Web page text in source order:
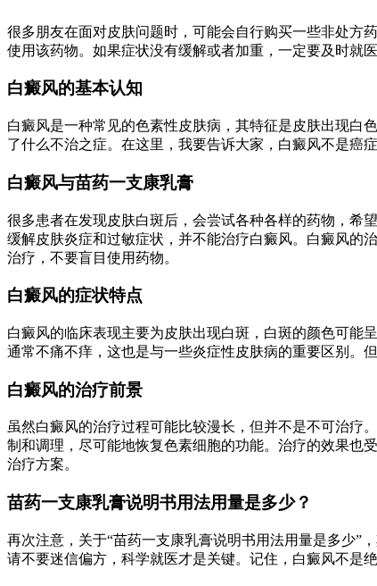
很多朋友在面对皮肤问题时，可能会自行购买一些非处方
使用该药物。如果症状没有缓解或者加重，一定要及时就医
白癜风的基本认知
白癜风是一种常见的色素性皮肤病，其特征是皮肤出现白
了什么不治之症。在这里，我要告诉大家，白癜风不是癌
白癜风与苗药一支康乳膏
很多患者在发现皮肤白斑后，会尝试各种各样的药物，希
缓解皮肤炎症和过敏症状，并不能治疗白癜风。白癜风的
治疗，不要盲目使用药物。
白癜风的症状特点
白癜风的临床表现主要为皮肤出现白斑，白斑的颜色可能
通常不痛不痒，这也是与一些炎症性皮肤病的重要区别。
白癜风的治疗前景
虽然白癜风的治疗过程可能比较漫长，但并不是不可治疗
制和调理，尽可能地恢复色素细胞的功能。治疗的效果也
治疗方案。
苗药一支康乳膏说明书用法用量是多少？
再次注意，关于“苗药一支康乳膏说明书用法用量是多少”
请不要迷信偏方，科学就医才是关键。记住，白癜风不是